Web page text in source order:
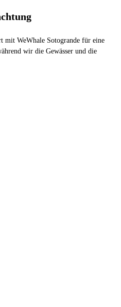
mit WeWhale Sotogrande für eine
wir die Gewässer und die